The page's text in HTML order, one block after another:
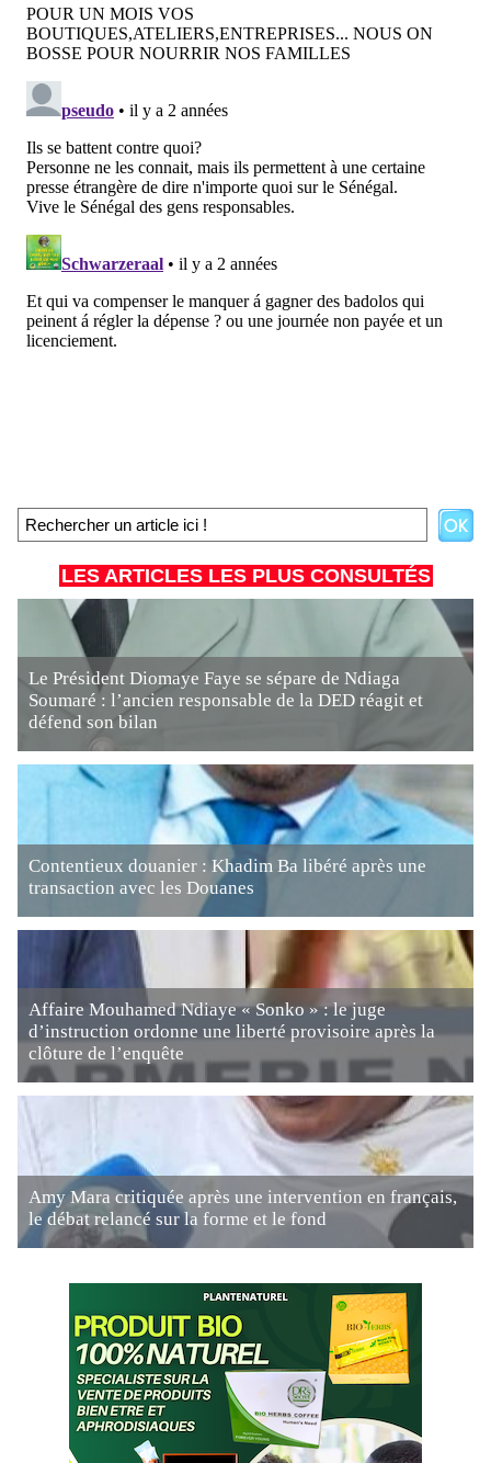
LES ARTICLES LES PLUS CONSULTÉS
Le Président Diomaye Faye se sépare de Ndiaga
Soumaré : l’ancien responsable de la DED réagit et
défend son bilan
Contentieux douanier : Khadim Ba libéré après une
transaction avec les Douanes
Affaire Mouhamed Ndiaye « Sonko » : le juge
d’instruction ordonne une liberté provisoire après la
clôture de l’enquête
Amy Mara critiquée après une intervention en français,
le débat relancé sur la forme et le fond